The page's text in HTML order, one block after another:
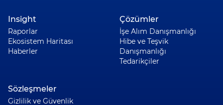
Insight
Raporlar
Ekosistem Haritası
Haberler
Çözümler
İşe Alım Danışmanlığı
Hibe ve Teşvik
Danışmanlığı
Tedarikçiler
Sözleşmeler
Gizlilik ve Güvenlik